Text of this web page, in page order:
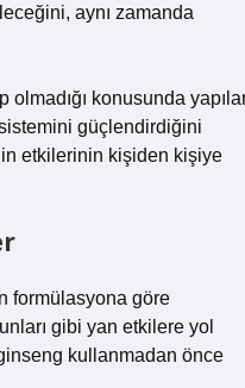
aynı zamanda
olmadığı konusunda
sistemini güçlendirdiğini
etkilerinin kişiden kişiye
formülasyona göre
gibi yan etkilere yol
kullanmadan önce